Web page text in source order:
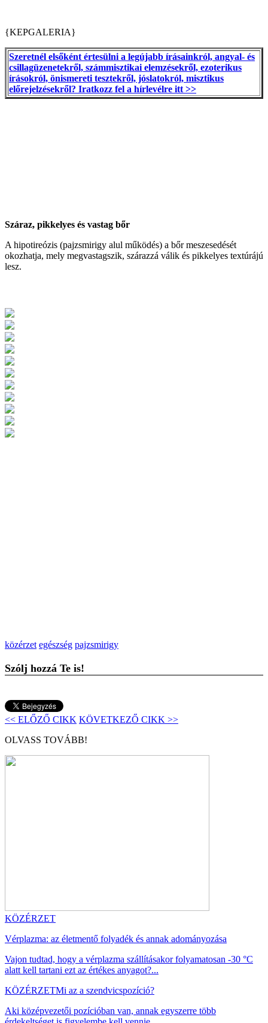
{KEPGALERIA}
Szeretnél elsőként értesülni a legújabb írásainkról, angyal- és
csillagüzenetekről, számmisztikai elemzésekről, ezoterikus
írásokról, önismereti tesztekről, jóslatokról, misztikus
előrejelzésekről? Iratkozz fel a hírlevélre itt >>
Száraz, pikkelyes és vastag bőr
A hipotireózis (pajzsmirigy alul működés) a bőr meszesedését
okozhatja, mely megvastagszik, szárazzá válik és pikkelyes textúrájú
lesz.
közérzet egészség pajzsmirigy
Szólj hozzá Te is!
<< ELŐZŐ CIKK KÖVETKEZŐ CIKK >>
OLVASS TOVÁBB!
KÖZÉRZET
Vérplazma: az életmentő folyadék és annak adományozása
Vajon tudtad, hogy a vérplazma szállításakor folyamatosan -30 °C
alatt kell tartani ezt az értékes anyagot?...
KÖZÉRZETMi az a szendvicspozíció?
Aki középvezetői pozícióban van, annak egyszerre több